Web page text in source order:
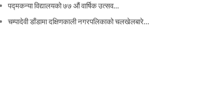
पद्मकन्या विद्यालयको ७७ औं ‌‌वार्षिक ‌उत्सव…
चम्पादेवी डाँडामा दक्षिणकाली नगरपलिकाको चलखेलबारे…